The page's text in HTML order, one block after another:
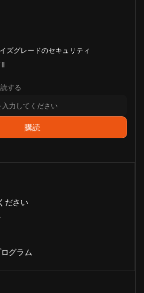
ズグレードのセキュリティ
する
ださい
グラム